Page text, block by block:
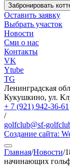
Забронировать
Оставить заявку
Выбрать участок
Новости
Сми о нас
Контакты
VK
Ytube
TG
Ленинградская
Кукушкино, ул.
+ 7 (921) 942-36-61
/
golfclub@sf-
Создание сайта:
Главная/Новости/
начинающих